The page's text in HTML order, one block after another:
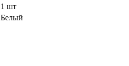
1 шт
Белый